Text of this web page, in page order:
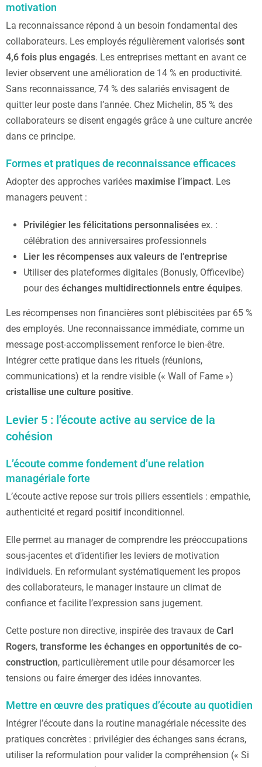
motivation
La reconnaissance répond à un besoin fondamental des
collaborateurs. Les employés régulièrement valorisés sont
4,6 fois plus engagés. Les entreprises mettant en avant ce
levier observent une amélioration de 14 % en productivité.
Sans reconnaissance, 74 % des salariés envisagent de
quitter leur poste dans l’année. Chez Michelin, 85 % des
collaborateurs se disent engagés grâce à une culture ancrée
dans ce principe.
Formes et pratiques de reconnaissance efficaces
Adopter des approches variées maximise l’impact. Les
managers peuvent :
Privilégier les félicitations personnalisées ex. :
célébration des anniversaires professionnels
Lier les récompenses aux valeurs de l’entreprise
Utiliser des plateformes digitales (Bonusly, Officevibe)
pour des échanges multidirectionnels entre équipes.
Les récompenses non financières sont plébiscitées par 65 %
des employés. Une reconnaissance immédiate, comme un
message post-accomplissement renforce le bien-être.
Intégrer cette pratique dans les rituels (réunions,
communications) et la rendre visible (« Wall of Fame »)
cristallise une culture positive.
Levier 5 : l’écoute active au service de la
cohésion
L’écoute comme fondement d’une relation
managériale forte
L’écoute active repose sur trois piliers essentiels : empathie,
authenticité et regard positif inconditionnel.
Elle permet au manager de comprendre les préoccupations
sous-jacentes et d’identifier les leviers de motivation
individuels. En reformulant systématiquement les propos
des collaborateurs, le manager instaure un climat de
confiance et facilite l’expression sans jugement.
Cette posture non directive, inspirée des travaux de Carl
Rogers, transforme les échanges en opportunités de co-
construction, particulièrement utile pour désamorcer les
tensions ou faire émerger des idées innovantes.
Mettre en œuvre des pratiques d’écoute au quotidien
Intégrer l’écoute dans la routine managériale nécessite des
pratiques concrètes : privilégier des échanges sans écrans,
utiliser la reformulation pour valider la compréhension (« Si